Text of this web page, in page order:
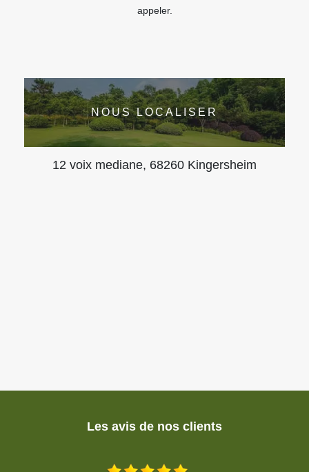
appeler.
NOUS LOCALISER
12 voix mediane, 68260 Kingersheim
Les avis de nos clients